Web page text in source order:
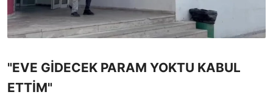
"EVE GİDECEK PARAM YOKTU KABUL
ETTİM"